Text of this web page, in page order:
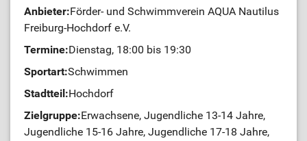
Anbieter:Förder- und Schwimmverein AQUA Nautilus
Freiburg-Hochdorf e.V.
Termine:Dienstag, 18:00 bis 19:30
Sportart:Schwimmen
Stadtteil:Hochdorf
Zielgruppe:Erwachsene, Jugendliche 13-14 Jahre,
Jugendliche 15-16 Jahre, Jugendliche 17-18 Jahre,